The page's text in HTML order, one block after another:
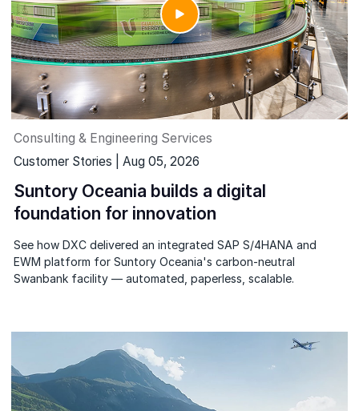
Consulting & Engineering Services
Customer Stories | Aug 05, 2026
Suntory Oceania builds a digital
foundation for innovation
See how DXC delivered an integrated SAP S/4HANA and
EWM platform for Suntory Oceania's carbon-neutral
Swanbank facility — automated, paperless, scalable.